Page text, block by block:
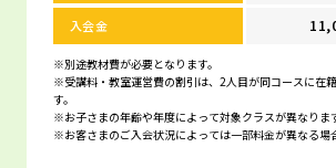
入会金
※別途教材費が必要となります。
※受講料・教室運営費の割引は、2人目が同コースに在
す。
※お子さまの年齢や年度によって対象クラスが異なりま
※お客さまのご入会状況によっては一部料金が異なる場